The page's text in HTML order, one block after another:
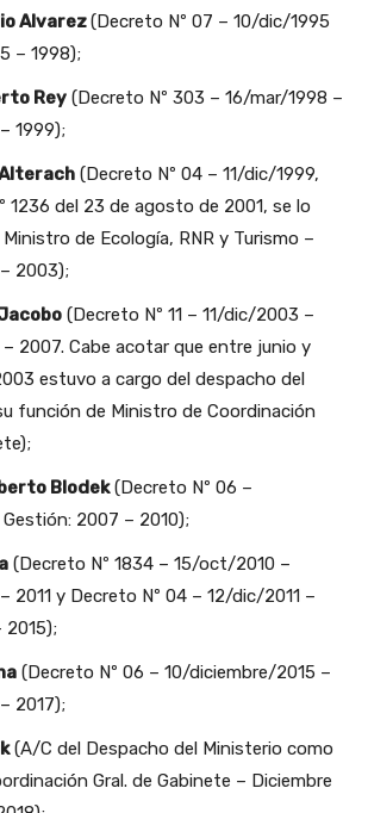
Alvarez(Decreto Nº 07 – 10/dic/1995
– 1998);
Rey (Decreto Nº 303 – 16/mar/1998 –
1999);
(Decreto Nº 04 – 11/dic/1999,
1236 del 23 de agosto de 2001, se lo
de Ecología, RNR y Turismo –
2003);
(Decreto Nº 11 – 11/dic/2003 –
2007. Cabe acotar que entre junio y
estuvo a cargo del despacho del
función de Ministro de Coordinación
Blodek(Decreto Nº 06 –
2007 – 2010);
(Decreto Nº 1834 – 15/oct/2010 –
2011 y Decreto Nº 04 – 12/dic/2011 –
2015);
(Decreto Nº 06 – 10/diciembre/2015 –
2017);
(A/C del Despacho del Ministerio como
Gral. de Gabinete – Diciembre